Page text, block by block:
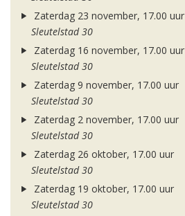
Zaterdag 23 november, 17.00 uur
Sleutelstad 30
Zaterdag 16 november, 17.00 uur
Sleutelstad 30
Zaterdag 9 november, 17.00 uur
Sleutelstad 30
Zaterdag 2 november, 17.00 uur
Sleutelstad 30
Zaterdag 26 oktober, 17.00 uur
Sleutelstad 30
Zaterdag 19 oktober, 17.00 uur
Sleutelstad 30